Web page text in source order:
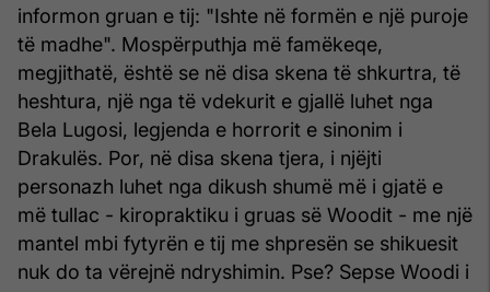
informon gruan e tij: "Ishte në formën e një puroje
të madhe". Mospërputhja më famëkeqe,
megjithatë, është se në disa skena të shkurtra, të
heshtura, një nga të vdekurit e gjallë luhet nga
Bela Lugosi, legjenda e horrorit e sinonim i
Drakulës. Por, në disa skena tjera, i njëjti
personazh luhet nga dikush shumë më i gjatë e
më tullac - kiropraktiku i gruas së Woodit - me një
mantel mbi fytyrën e tij me shpresën se shikuesit
nuk do ta vërejnë ndryshimin. Pse? Sepse Woodi i